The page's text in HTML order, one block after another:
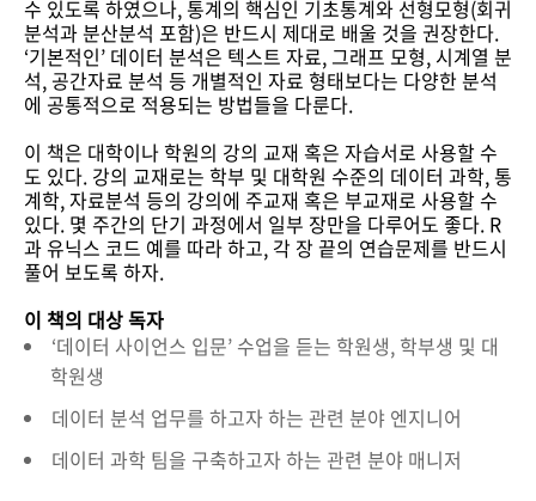
수 있도록 하였으나, 통계의 핵심인 기초통계와 선형모형(회귀
분석과 분산분석 포함)은 반드시 제대로 배울 것을 권장한다.
‘기본적인’ 데이터 분석은 텍스트 자료, 그래프 모형, 시계열 분
석, 공간자료 분석 등 개별적인 자료 형태보다는 다양한 분석
에 공통적으로 적용되는 방법들을 다룬다.
이 책은 대학이나 학원의 강의 교재 혹은 자습서로 사용할 수
도 있다. 강의 교재로는 학부 및 대학원 수준의 데이터 과학, 통
계학, 자료분석 등의 강의에 주교재 혹은 부교재로 사용할 수
있다. 몇 주간의 단기 과정에서 일부 장만을 다루어도 좋다. R
과 유닉스 코드 예를 따라 하고, 각 장 끝의 연습문제를 반드시
풀어 보도록 하자.
이 책의 대상 독자
‘데이터 사이언스 입문’ 수업을 듣는 학원생, 학부생 및 대
학원생
데이터 분석 업무를 하고자 하는 관련 분야 엔지니어
데이터 과학 팀을 구축하고자 하는 관련 분야 매니저